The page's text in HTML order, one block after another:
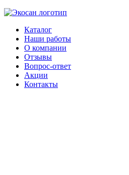
Каталог
Наши работы
О компании
Отзывы
Вопрос-ответ
Акции
Контакты